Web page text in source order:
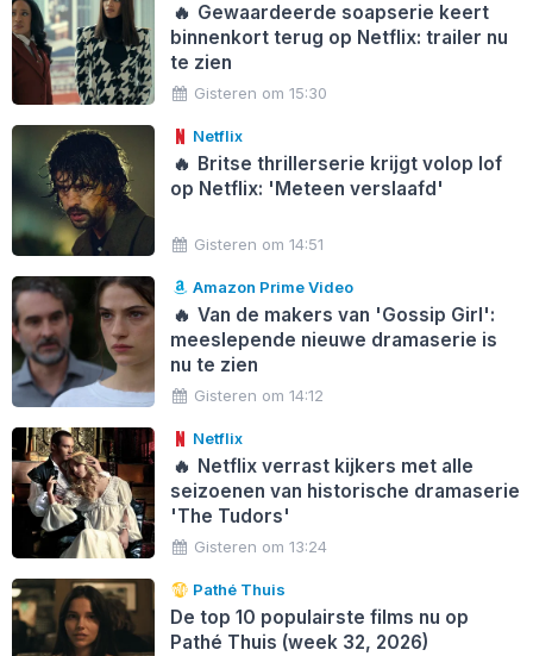
🔥 Gewaardeerde soapserie keert
binnenkort terug op Netflix: trailer nu
te zien
Gisteren om 15:30
Netflix
🔥 Britse thrillerserie krijgt volop lof
op Netflix: 'Meteen verslaafd'
Gisteren om 14:51
Amazon Prime Video
🔥 Van de makers van 'Gossip Girl':
meeslepende nieuwe dramaserie is
nu te zien
Gisteren om 14:12
Netflix
🔥 Netflix verrast kijkers met alle
seizoenen van historische dramaserie
'The Tudors'
Gisteren om 13:24
Pathé Thuis
De top 10 populairste films nu op
Pathé Thuis (week 32, 2026)